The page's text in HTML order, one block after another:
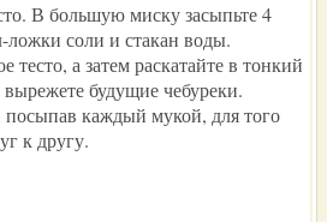
В большую миску засыпьте 4
ложки соли и стакан воды.
тесто, а затем раскатайте в тонкий
будущие чебуреки.
каждый мукой, для того
к другу.